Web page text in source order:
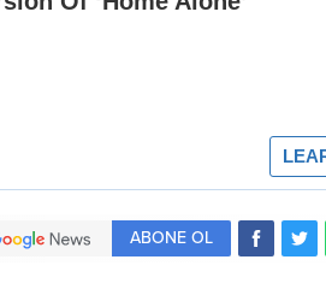
ABONE OL